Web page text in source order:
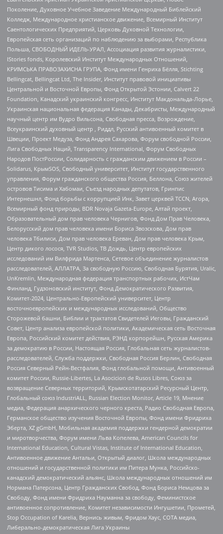
Поколение, Духовное Учебное Заведение Международный Библейский
Колледж, Международное христианское движение, Всемирный Институт
Саентологических Предприятий, Церковь Духовной Технологии,
Европейская сеть организаций по наблюдению за выборами, Республика
Польша, СВОБОДНЫЙ ИДЕЛЬ-УРАЛ, Ассоциация развития журналистики,
IStories fonds, Королевский Институт Международных Отношений,
КРИМСЬКА ПРАВОЗАХИСНА ГРУПА, Фонд имени Генриха Бёлля, Stichting
Bellingcat, Bellingcat Ltd, The Insider, Институт правовой инициативы
Центральной и Восточной Европы, Фонд Открытой Эстонии, Calvert 22
Foundation, Канадский украинский конгресс, Институт Макдональда-Лорье,
Украинская национальная федерация Канады, Декабристы, Международный
научный центр им Вудро Вильсона, Свободная пресса, Возрождение,
Всеукраинский духовный центр , Риддл, Русский антивоенный комитет в
Швеции, Проект Медуза, Фонд Андрея Сахарова, Форум свободной России,
Лига Свободных Наций, Transparеncy International, Форум Свободных
Народов ПостРоссии, Солидарность с гражданским движением в России –
Solidarus, КрымSOS, Свободный университет, Институт государственного
управления, Форум гражданского общества Россия, Беллона, Союз жителей
островов Тисима и Хабомаи, Съезд народных депутатов, Гринпис
Интернешнл, Фонд борьбы с коррупцией Инк, Завет церквей TCCN, Агора,
Всемирный фонд природы, BDR Novaja Gazeta-Europe, Алтай проект,
Образовательный дом прав человека Чернигов, Фонд Дом Прав Человека,
Белорусский дом прав человека имени Бориса Звозскова, Дом прав
человека Тбилиси, Дом прав человека Ереван, Дом прав человека Крым,
Центр дикого лосося, TVR Studios, ТВ Дождь, Центр европейских
исследований им Вилфрида Мартенса, Сетевое объединение журналистов
расследователей, АЛЛАТРА, За свободную Россию, Свободная Бурятия, Uralic,
UnKremlin, Международная федерация транспортных рабочих, ИстЧам
Финланд, Гудзоновский институт, Фонд Демократического Развития,
Комитет-2024, Центрально-Европейский университет, Центр
восточноевропейских и международных исследований, Общество
Сторожевой башни, Библии и трактатов Свидетелей Иеговы, Гражданский
Совет, Центр анализа европейской политики, Академическая сеть Восточная
Европа, Российский комитет действия, РЭНД корпорейшн, Русская Америка
за демократию в России, Настоящая Россия, Глобальная сеть журналистов-
расследователей, Служба поддержки, Свободная Россия Берлин, Свободная
Россия Северный Рейн-Вестфалия, Фонд глобальной помощи, Антивоенный
комитет России, Russie-Libertes, La Asocicion de Rusos Libres, Союз за
возвращение Северных территорий, Крымскотатарский Ресурсный Центр,
Глобальный союз IndustriALL, Russian Election Monitor, Article 19, Мнение
медиа, Федерация анархического черного креста, Радио Свободная Европа,
Германское общество изучения Восточной Европы, Фонд имени Фридриха
Эберта, XZ gGmbH, Мобильная академия поддержки гендерной демократии
и миротворчества, Форум имени Льва Копелева, American Councils for
International Education, Cultural Vistas, Institute of International Education,
Антивоенное движение Антальи, Открытый диалог, Школа международных
отношений и государственной политики им Питера Мунка, Российско-
канадский демократический альянс, Школа международных отношений им
Нормана Патерсона, Центр Гражданских Свобод, Фонд Бориса Немцова за
Свободу, Фонд имени Фридриха Науманна за свободу, Феминистское
антивоенное сопротивление, Комитет независимости Ингушетии, Прометей,
Stop Occupation of Karelia, Вернись живым, Фридом Хаус, СОТА медиа,
Либерально-демократическая Лига Украины